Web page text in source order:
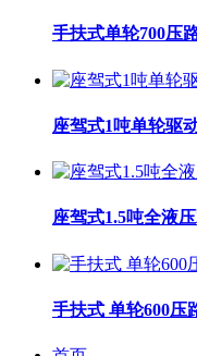
手扶式单轮700压
座驾式1吨单轮驱
座驾式1.5吨全液
手扶式 单轮600压